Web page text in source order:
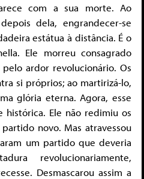
com a sua morte. Ao
dela, engrandecer-se
estátua à distância. É o
Ele morreu consagrado
ardor revolucionário. Os
si próprios; ao martirizá-lo,
glória eterna. Agora, esse
histórica. Ele não redimiu os
novo. Mas atravessou
um partido que deveria
revolucionariamente,
Desmascarou assim a